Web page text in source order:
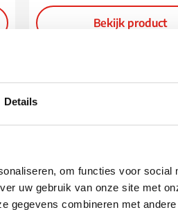
Details
om functies voor social
uw gebruik van onze site met
gegevens combineren met
Bekijk product